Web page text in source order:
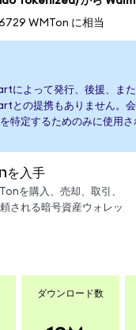
WMTon に相当
によって発行、後援、ま
との提携もありません。
特定するためのみに使用さ
を入手
を購入、売却、取引、
される暗号資産ウォレッ
ダウンロード数